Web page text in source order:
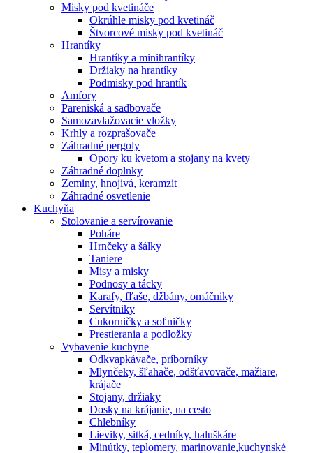
Misky pod kvetináče
Okrúhle misky pod kvetináč
Štvorcové misky pod kvetináč
Hrantíky
Hrantíky a minihrantíky
Držiaky na hrantíky
Podmisky pod hrantík
Amfory
Pareniská a sadbovače
Samozavlažovacie vložky
Krhly a rozprašovače
Záhradné pergoly
Opory ku kvetom a stojany na kvety
Záhradné doplnky
Zeminy, hnojivá, keramzit
Záhradné osvetlenie
Kuchyňa
Stolovanie a servírovanie
Poháre
Hrnčeky a šálky
Taniere
Misy a misky
Podnosy a tácky
Karafy, fľaše, džbány, omáčniky
Servítniky
Cukorničky a soľničky
Prestierania a podložky
Vybavenie kuchyne
Odkvapkávače, príborníky
Mlynčeky, šľahače, odšťavovače, mažiare,
krájače
Stojany, držiaky
Dosky na krájanie, na cesto
Chlebníky
Lieviky, sitká, cedníky, haluškáre
Minútky, teplomery, marinovanie,kuchynské